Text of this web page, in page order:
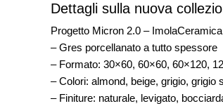
Dettagli sulla nuova
Progetto Micron 2.0 –
– Gres porcellanato a tutto spessore
– Formato: 30×60, 60×60, 60×120,
– Colori: almond, beige, grigio,
– Finiture: naturale, levigato,